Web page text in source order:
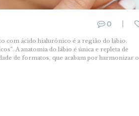
0
com ácido hialurônico é a região do lábio.
A anatomia do lábio é única e repleta de
de formatos, que acabam por harmonizar o